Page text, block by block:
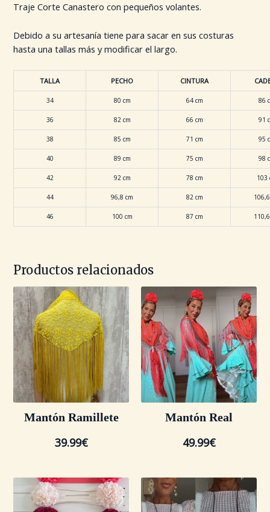
Traje Corte Canastero con pequeños volantes.
Debido a su artesanía tiene para sacar en sus costuras
hasta una tallas más y modificar el largo.
TALLA PECHO CINTURA
34 80 cm 64 cm 86
36 82 cm 66 cm 91
38 85 cm 71 cm 95
40 89 cm 75 cm 98
42 92 cm 78 cm 103
44 96,8 cm 82 cm
46 100 cm 87 cm
Productos relacionados
Mantón Ramillete
39.99€
Mantón Real
49.99€